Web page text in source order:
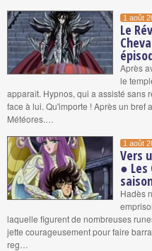
1 août
Le
Après
le
apparaît. Hypnos, qui a assisté sans
face à lui. Qu'importe ! Après un bref
Météores.…
1 août
Vers
● Les
Hadès
laquelle figurent de nombreuses
jette courageusement pour faire
reg…